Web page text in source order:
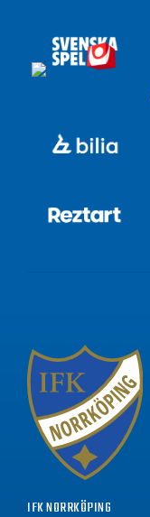
IFK NORRKÖPING